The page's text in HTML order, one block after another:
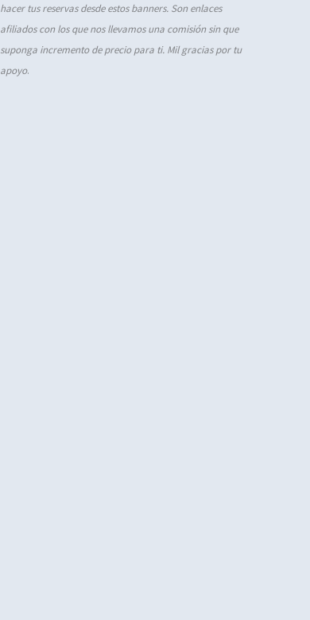
hacer tus reservas desde estos banners. Son enlaces
afiliados con los que nos llevamos una comisión sin que
suponga incremento de precio para ti. Mil gracias por tu
apoyo.